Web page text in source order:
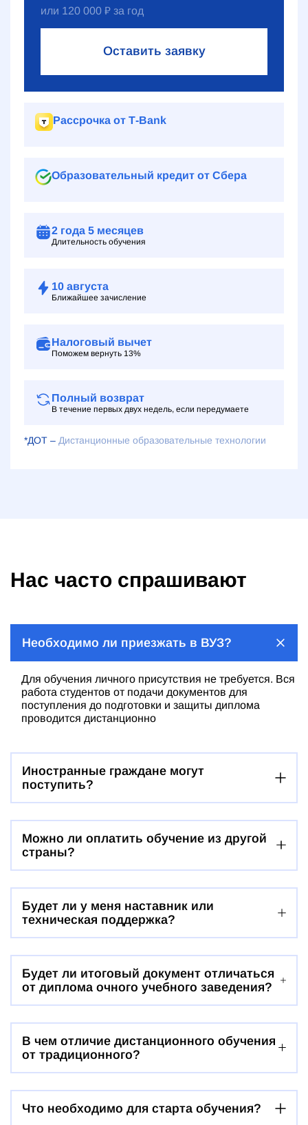
или 120 000 ₽ за год
Оставить заявку
Рассрочка от Т‑Bank
Образовательный кредит от Сбера
2 года 5 месяцев
Длительность обучения
10 августа
Ближайшее зачисление
Налоговый вычет
Поможем вернуть 13%
Полный возврат
В течение первых двух недель, если передумаете
*ДОТ – Дистанционные образовательные технологии
Нас часто спрашивают
Необходимо ли приезжать в ВУЗ?
Для обучения личного присутствия не требуется. Вся
работа студентов от подачи документов для
поступления до подготовки и защиты диплома
проводится дистанционно
Иностранные граждане могут
поступить?
Можно ли оплатить обучение из другой
страны?
Будет ли у меня наставник или
техническая поддержка?
Будет ли итоговый документ отличаться
от диплома очного учебного заведения?
В чем отличие дистанционного обучения
от традиционного?
Что необходимо для старта обучения?